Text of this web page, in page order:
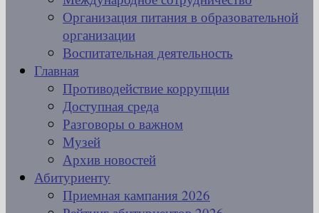
Организация питания в образовательной
организации
Воспитательная деятельность
Главная
Противодействие коррупции
Доступная среда
Разговоры о важном
Музей
Архив новостей
Абитуриенту
Приемная кампания 2026